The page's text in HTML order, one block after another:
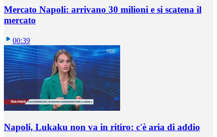
Mercato Napoli: arrivano 30 milioni e si scatena il
mercato
00:39
Napoli, Lukaku non va in ritiro: c'è aria di addio